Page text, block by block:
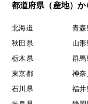
都道府県（産地）か
北海道 青森
秋田県
山
栃木県
群馬
東京都
神奈
石川県
福井